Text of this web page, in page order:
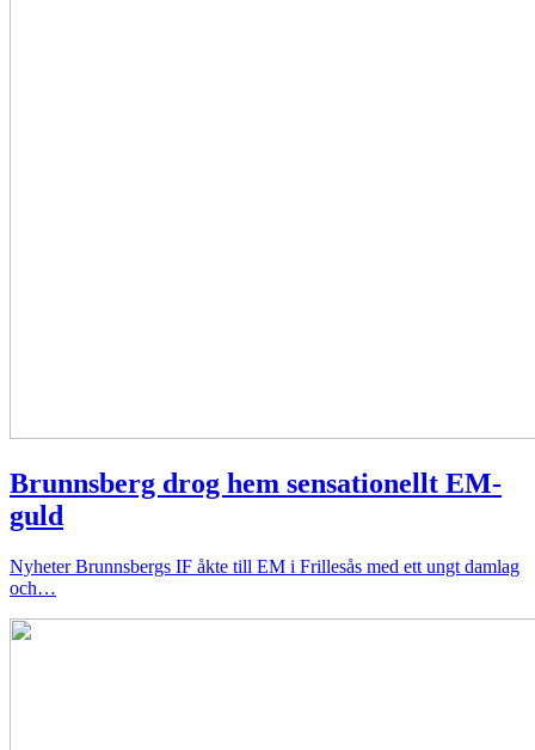
Brunnsberg drog hem sensationellt EM-
guld
Nyheter Brunnsbergs IF åkte till EM i Frillesås med ett ungt damlag
och…